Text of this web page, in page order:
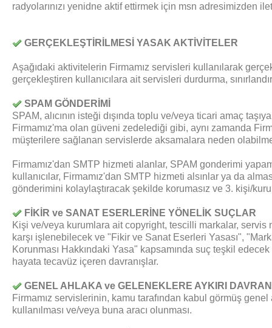
radyolarınızı yenidne aktif ettirmek için msn adresimizden
GERÇEKLEŞTİRİLMESİ YASAK AKTİVİTELER
Aşağıdaki aktivitelerin Firmamız servisleri kullanılarak
gerçekleştiren kullanıcılara ait servisleri durdurma,
SPAM GÖNDERİMİ
SPAM, alıcının isteği dışında toplu ve/veya ticari amaç
Firmamız'ma olan güveni zedelediği gibi, aynı zamanda
müşterilere sağlanan servislerde aksamalara neden
Firmamız'dan SMTP hizmeti alanlar, SPAM gonderimi
kullanıcılar, Firmamız'dan SMTP hizmeti alsınlar ya da
gönderimini kolaylaştıracak şekilde korumasız ve 3. kişi/
FİKİR ve SANAT ESERLERİNE YÖNELİK SUÇLAR
Kişi ve/veya kurumlara ait copyright, tescilli markalar, servis
karşı işlenebilecek ve "Fikir ve Sanat Eserleri Yasası",
Korunması Hakkındaki Yasa" kapsamında suç teşkil
hayata tecavüz içeren davranışlar.
GENEL AHLAKA ve GELENEKLERE AYKIRI
Firmamız servislerinin, kamu tarafından kabul görmüş
kullanılması ve/veya buna aracı olunması.